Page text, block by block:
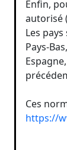
Enfin,
autorisé
Les
Pays-
Ces
https://